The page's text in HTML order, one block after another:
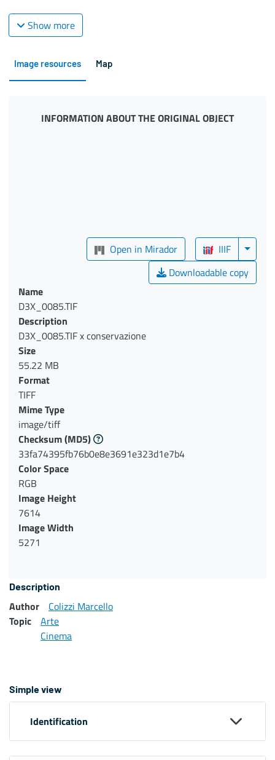
Show more
Image resources Map
INFORMATION ABOUT THE ORIGINAL OBJECT
Open in Mirador
IIIF
Downloadable copy
Name
D3X_0085.TIF
Description
D3X_0085.TIF x conservazione
Size
55.22 MB
Format
TIFF
Mime Type
image/tiff
Checksum(MD5)
33fa74395fb76b0e8e3691e323d1e7b4
Color Space
RGB
Image Height
7614
Image Width
5271
Description
Author
Colizzi Marcello
Topic
Arte
Cinema
Simple view
Identification